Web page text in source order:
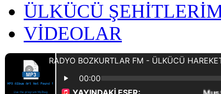
ÜLKÜCÜ
VİDEOLAR